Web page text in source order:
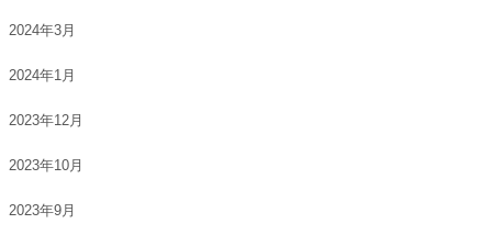
2024年3月
2024年1月
2023年12月
2023年10月
2023年9月